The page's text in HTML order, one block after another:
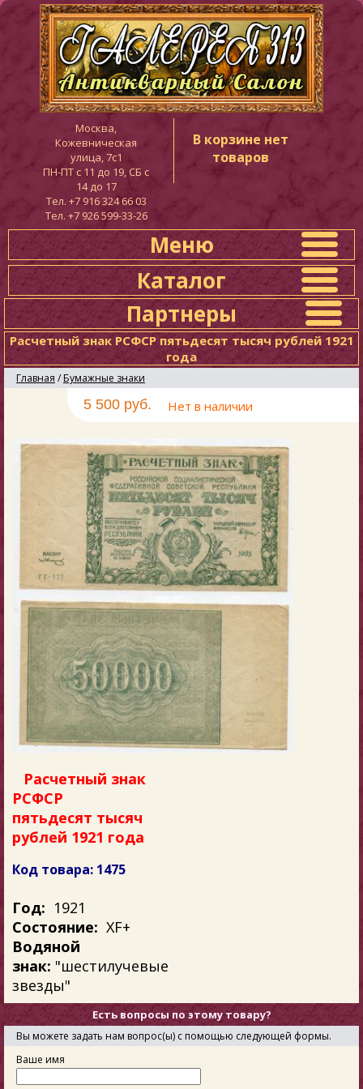
Москва,
Кожевническая
улица, 7с1
ПН-ПТ c 11 до 19, СБ с
14 до 17
Тел. +7 916 324 66 03
Тел. +7 926 599-33-26
В корзине нет
товаров
Меню
Каталог
Партнеры
Расчетный знак РСФСР пятьдесят тысяч рублей 1921
года
Главная / Бумажные знаки
5 500 руб. Нет в наличии
Расчетный знак
РСФСР
пятьдесят тысяч
рублей 1921 года
Код товара: 1475
Год: 1921
Состояние: XF+
Водяной
знак: "шестилучевые
звезды"
Есть вопросы по этому товару?
Вы можете задать нам вопрос(ы) с помощью следующей формы.
Ваше имя